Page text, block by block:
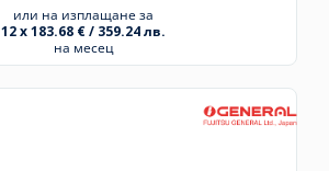
или на изплащане за
12 x 183.68 € / 359.24 лв.
на месец